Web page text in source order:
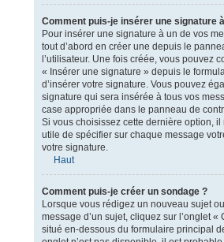
Comment puis-je insérer une signature
Pour insérer une signature à un de vos
tout d’abord en créer une depuis le
l’utilisateur. Une fois créée, vous pouvez
« Insérer une signature » depuis le
d’insérer votre signature. Vous pouvez
signature qui sera insérée à tous vos
case appropriée dans le panneau de
Si vous choisissez cette dernière option, il
utile de spécifier sur chaque message
votre signature.
Haut
Comment puis-je créer un sondage ?
Lorsque vous rédigez un nouveau sujet
message d’un sujet, cliquez sur l’onglet «
situé en-dessous du formulaire principal